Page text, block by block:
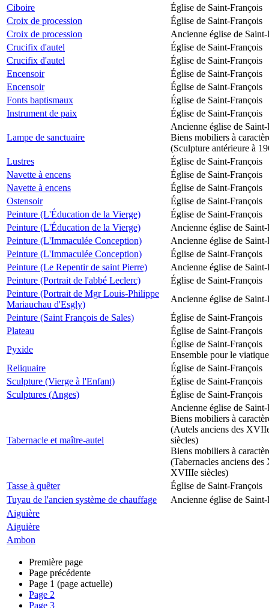
Ciboire
Église de Saint-François
Croix de procession
Église de Saint-François
Croix de procession
Ancienne église de Saint-
Crucifix d'autel
Église de Saint-François
Crucifix d'autel
Église de Saint-François
Encensoir
Église de Saint-François
Encensoir
Église de Saint-François
Fonts baptismaux
Église de Saint-François
Instrument de paix
Église de Saint-François
Lampe de sanctuaire
Ancienne église de Saint-
Biens mobiliers à
(Sculpture antérieure à
Lustres
Église de Saint-François
Navette à encens
Église de Saint-François
Navette à encens
Église de Saint-François
Ostensoir
Église de Saint-François
Peinture (L'Éducation de la Vierge)
Église de Saint-François
Peinture (L'Éducation de la Vierge)
Ancienne église de Saint-
Peinture (L'Immaculée Conception)
Ancienne église de Saint-
Peinture (L'Immaculée Conception)
Église de Saint-François
Peinture (Le Repentir de saint Pierre)
Ancienne église de Saint-
Peinture (Portrait de l'abbé Leclerc)
Église de Saint-François
Peinture (Portrait de Mgr Louis-Philippe
Mariauchau d'Esgly)
Ancienne église de Saint-
Peinture (Saint François de Sales)
Église de Saint-François
Plateau
Église de Saint-François
Pyxide
Église de Saint-François
Ensemble pour le viatique
Reliquaire
Église de Saint-François
Sculpture (Vierge à l'Enfant)
Église de Saint-François
Sculptures (Anges)
Église de Saint-François
Tabernacle et maître-autel
Ancienne église de Saint-
Biens mobiliers à
(Autels anciens des
siècles)
Biens mobiliers à
(Tabernacles anciens
XVIIIe siècles)
Tasse à quêter
Église de Saint-François
Tuyau de l'ancien système de chauffage
Ancienne église de Saint-
Aiguière
Aiguière
Ambon
Première page
Page précédente
Page 1 (page actuelle)
Page 2
Page 3